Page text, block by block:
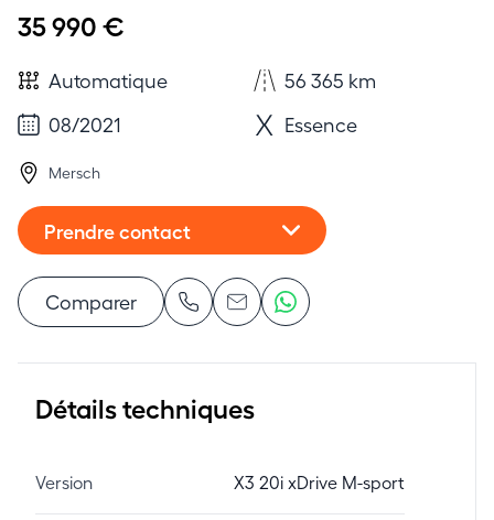
35 990 €
Automatique
56 365 km
08/2021
Essence
Mersch
Prendre contact
Comparer
Détails techniques
Version X3 20i xDrive M-sport